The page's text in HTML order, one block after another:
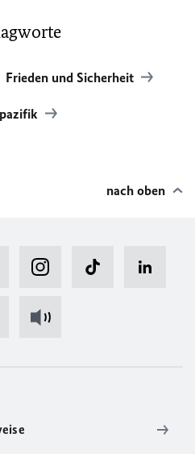
Frieden und Sicherheit
nach oben